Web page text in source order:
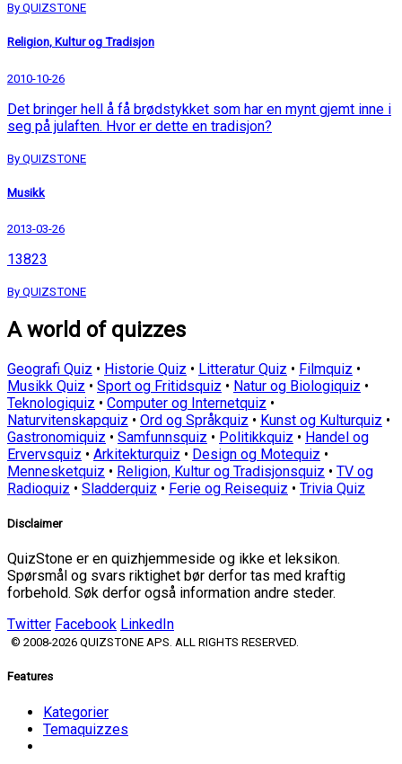
By QUIZSTONE
Religion, Kultur og Tradisjon
2010-10-26
Det bringer hell å få brødstykket som har en mynt gjemt inne i
seg på julaften. Hvor er dette en tradisjon?
By QUIZSTONE
Musikk
2013-03-26
13823
By QUIZSTONE
A world of quizzes
Geografi Quiz • Historie Quiz • Litteratur Quiz • Filmquiz •
Musikk Quiz • Sport og Fritidsquiz • Natur og Biologiquiz •
Teknologiquiz • Computer og Internetquiz •
Naturvitenskapquiz • Ord og Språkquiz • Kunst og Kulturquiz •
Gastronomiquiz • Samfunnsquiz • Politikkquiz • Handel og
Ervervsquiz • Arkitekturquiz • Design og Motequiz •
Mennesketquiz • Religion, Kultur og Tradisjonsquiz • TV og
Radioquiz • Sladderquiz • Ferie og Reisequiz • Trivia Quiz
Disclaimer
QuizStone er en quizhjemmeside og ikke et leksikon.
Spørsmål og svars riktighet bør derfor tas med kraftig
forbehold. Søk derfor også information andre steder.
Twitter Facebook LinkedIn
© 2008-2026 QUIZSTONE APS. ALL RIGHTS RESERVED.
Features
Kategorier
Temaquizzes